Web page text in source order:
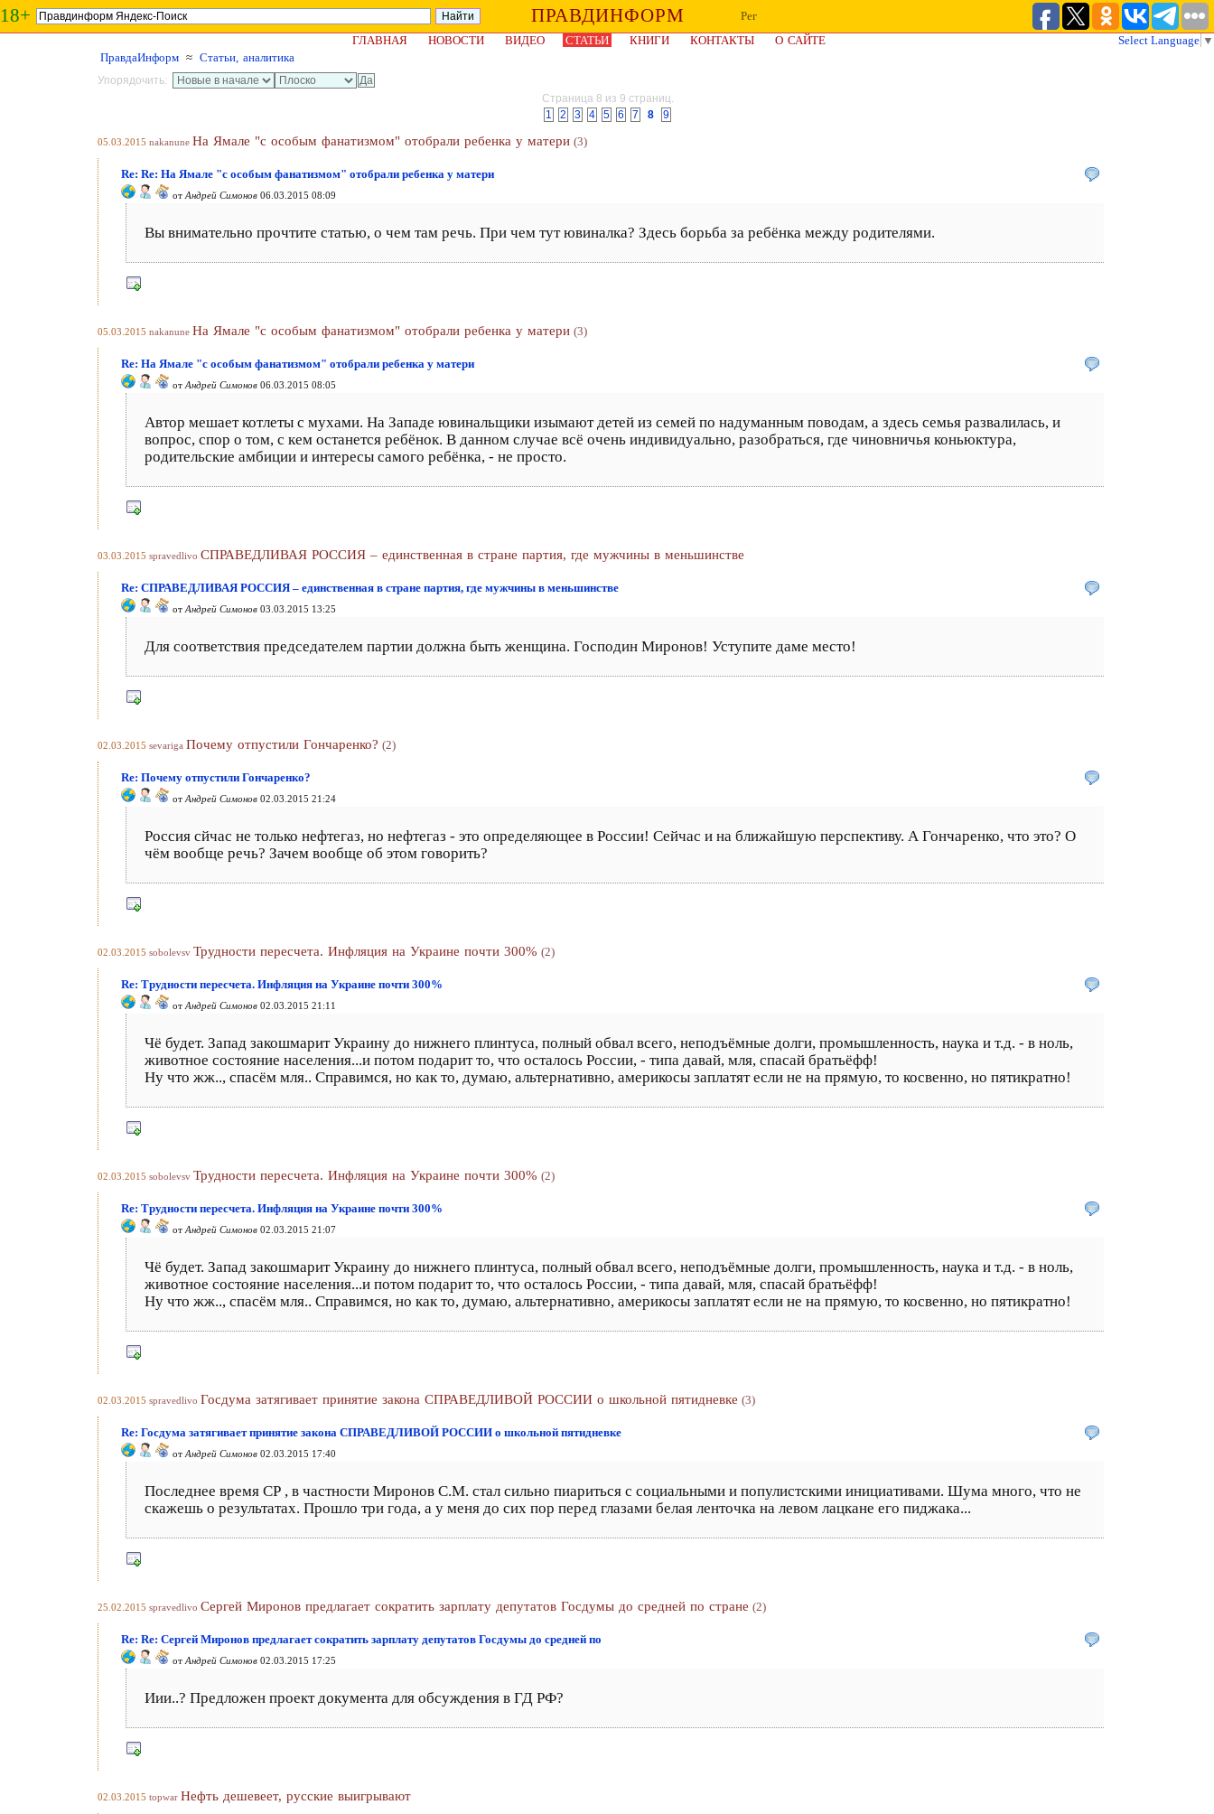
18+ ПРАВДИНФОРМ
Рег
ГЛАВНАЯ
НОВОСТИ ВИДЕО СТАТЬИ КНИГИ КОНТАКТЫ О САЙТЕ Select Language ▼
ПравдаИнформ ≈ Статьи, аналитика
Упорядочить:
Страница 8 из 9 страниц.
1
2 3 4 5 6 7 8 9
05.03.2015 nakanune На Ямале "с особым фанатизмом" отобрали ребенка у матери (3)
Re: Re: На Ямале "с особым фанатизмом" отобрали ребенка у матери
от Андрей Симонов 06.03.2015 08:09
Вы внимательно прочтите статью, о чем там речь. При чем тут ювиналка? Здесь борьба за ребёнка между родителями.
05.03.2015 nakanune На Ямале "с особым фанатизмом" отобрали ребенка у матери (3)
Re: На Ямале "с особым фанатизмом" отобрали ребенка у матери
от Андрей Симонов 06.03.2015 08:05
Автор мешает котлеты с мухами. На Западе ювинальщики изымают детей из семей по надуманным поводам, а здесь семья развалилась, и
вопрос, спор о том, с кем останется ребёнок. В данном случае всё очень индивидуально, разобраться, где чиновничья коньюктура,
родительские амбиции и интересы самого ребёнка, - не просто.
03.03.2015 spravedlivo СПРАВЕДЛИВАЯ РОССИЯ – единственная в стране партия, где мужчины в меньшинстве
Re: СПРАВЕДЛИВАЯ РОССИЯ – единственная в стране партия, где мужчины в меньшинстве
от Андрей Симонов 03.03.2015 13:25
Для соответствия председателем партии должна быть женщина. Господин Миронов! Уступите даме место!
02.03.2015 sevariga Почему отпустили Гончаренко? (2)
Re: Почему отпустили Гончаренко?
от Андрей Симонов 02.03.2015 21:24
Россия сйчас не только нефтегаз, но нефтегаз - это определяющее в России! Сейчас и на ближайшую перспективу. А Гончаренко, что это? О
чём вообще речь? Зачем вообще об этом говорить?
02.03.2015 sobolevsv Трудности пересчета. Инфляция на Украине почти 300% (2)
Re: Трудности пересчета. Инфляция на Украине почти 300%
от Андрей Симонов 02.03.2015 21:11
Чё будет. Запад закошмарит Украину до нижнего плинтуса, полный обвал всего, неподъёмные долги, промышленность, наука и т.д. - в ноль,
животное состояние населения...и потом подарит то, что осталось России, - типа давай, мля, спасай братьёфф!
Ну что жж.., спасём мля.. Справимся, но как то, думаю, альтернативно, америкосы заплатят если не на прямую, то косвенно, но пятикратно!
02.03.2015 sobolevsv Трудности пересчета. Инфляция на Украине почти 300% (2)
Re: Трудности пересчета. Инфляция на Украине почти 300%
от Андрей Симонов 02.03.2015 21:07
Чё будет. Запад закошмарит Украину до нижнего плинтуса, полный обвал всего, неподъёмные долги, промышленность, наука и т.д. - в ноль,
животное состояние населения...и потом подарит то, что осталось России, - типа давай, мля, спасай братьёфф!
Ну что жж.., спасём мля.. Справимся, но как то, думаю, альтернативно, америкосы заплатят если не на прямую, то косвенно, но пятикратно!
02.03.2015 spravedlivo Госдума затягивает принятие закона СПРАВЕДЛИВОЙ РОССИИ о школьной пятидневке (3)
Re: Госдума затягивает принятие закона СПРАВЕДЛИВОЙ РОССИИ о школьной пятидневке
от Андрей Симонов 02.03.2015 17:40
Последнее время СР , в частности Миронов С.М. стал сильно пиариться с социальными и популистскими инициативами. Шума много, что не
скажешь о результатах. Прошло три года, а у меня до сих пор перед глазами белая ленточка на левом лацкане его пиджака...
25.02.2015 spravedlivo Сергей Миронов предлагает сократить зарплату депутатов Госдумы до средней по стране (2)
Re: Re: Сергей Миронов предлагает сократить зарплату депутатов Госдумы до средней по
от Андрей Симонов 02.03.2015 17:25
Иии..? Предложен проект документа для обсуждения в ГД РФ?
02.03.2015 topwar Нефть дешевеет, русские выигрывают